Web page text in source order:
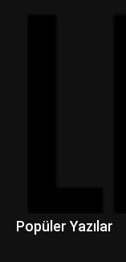
Popüler Yazılar